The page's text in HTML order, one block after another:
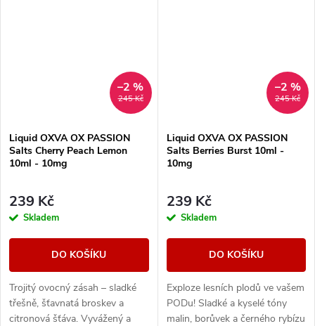
245 Kč
–2 %
Liquid OXVA OX PASSION
Salts Cherry Peach Lemon
10ml - 10mg
239 Kč
Skladem
DO KOŠÍKU
Trojitý ovocný zásah – sladké
třešně, šťavnatá broskev a
citronová šťáva. Vyvážený a
245 Kč
–2 %
Liquid OXVA OX PASSION
Salts Berries Burst 10ml -
10mg
239 Kč
Skladem
DO KOŠÍKU
Exploze lesních plodů ve vašem
PODu! Sladké a kyselé tóny
malin, borůvek a černého rybízu